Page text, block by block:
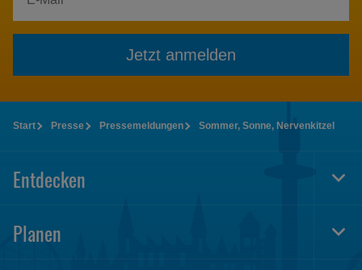
Jetzt anmelden
Start Presse Pressemeldungen Sommer, Sonne, Nervenkitzel
Entdecken
Planen